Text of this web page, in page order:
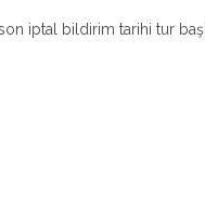
iptal bildirim tarihi tur